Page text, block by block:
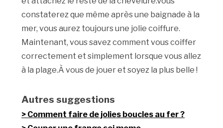
constaterez que même après une baignade à la
mer, vous aurez toujours une jolie coiffure.
Maintenant, vous savez comment vous coiffer
correctement et simplement lorsque vous allez
à la plage.À vous de jouer et soyez la plus belle !
Autres suggestions
Comment faire de jolies boucles au fer ?